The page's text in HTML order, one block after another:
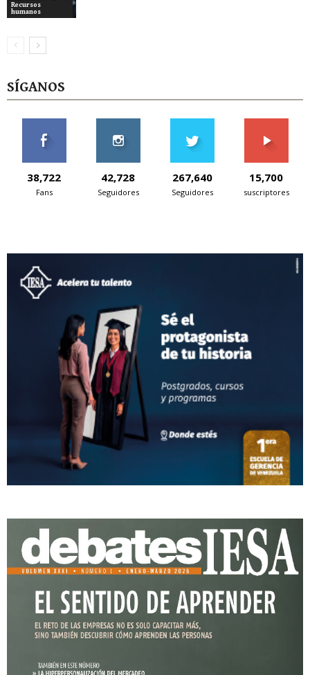
Recursos
humanos
SÍGANOS
38,722
Fans
42,728
Seguidores
267,640
Seguidores
15,700
suscriptores